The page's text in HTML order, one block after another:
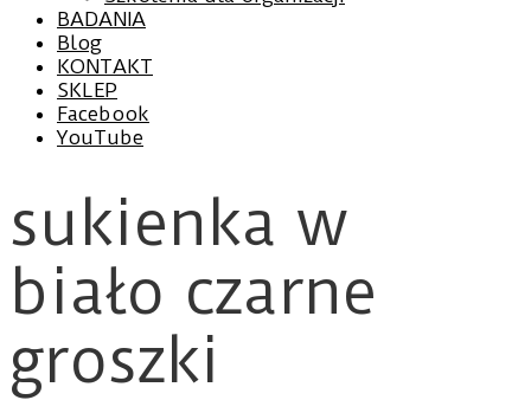
BADANIA
Blog
KONTAKT
SKLEP
Facebook
YouTube
sukienka w
biało czarne
groszki